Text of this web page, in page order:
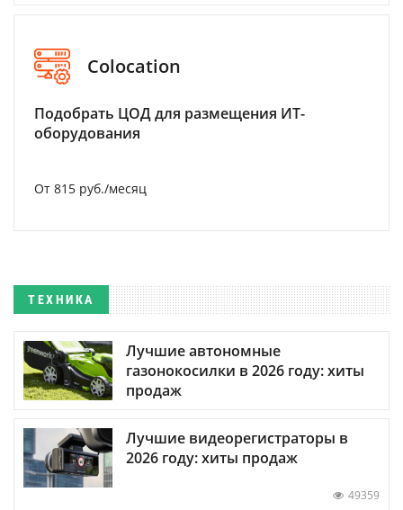
Colocation
Подобрать ЦОД для размещения ИТ-
оборудования
От 815 руб./месяц
ТЕХНИКА
Лучшие автономные
газонокосилки в 2026 году: хиты
продаж
Лучшие видеорегистраторы в
2026 году: хиты продаж
49359